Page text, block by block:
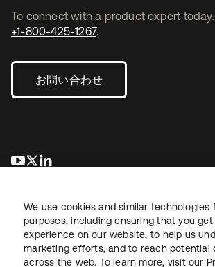
To connect with a product expert today,
+1-800-425-1267.
お問い合わせ
新しいタブで開く
新しいタブで開く
We use cookies and similar technologies
purposes, including ensuring that you
experience on our website, to help us
marketing efforts, and to reach potential
across the web. To learn more, visit our